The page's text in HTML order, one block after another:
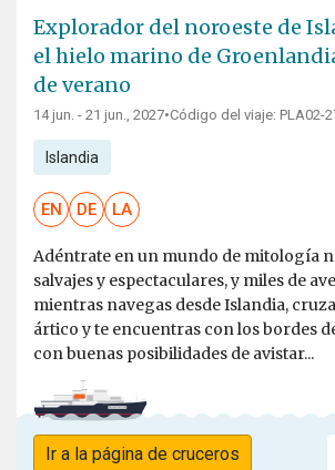
Explorador del noroeste de
el hielo marino de
de verano
14 jun. - 21 jun., 2027•Código del viaje: PLA02-
Islandia
EN DE LA
Adéntrate en un mundo de mitología
salvajes y espectaculares, y miles de
mientras navegas desde Islandia,
ártico y te encuentras con los bordes
con buenas posibilidades de avistar...
Ir a la página de cruceros